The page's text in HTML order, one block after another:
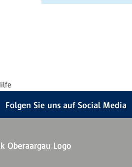
Folgen Sie uns auf Social Media